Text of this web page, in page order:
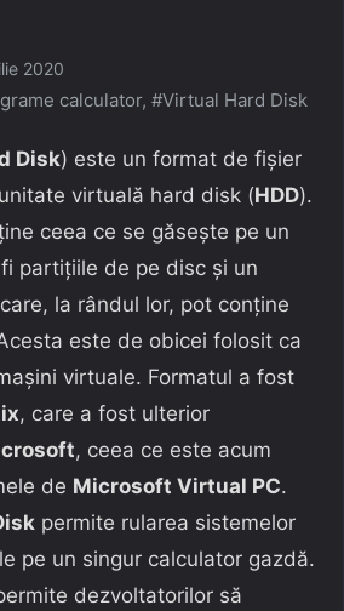
2020
calculator, #Virtual Hard Disk
Disk) este un format de fișier
virtuală hard disk (HDD).
ceea ce se găsește pe un
partițiile de pe disc și un
la rândul lor, pot conține
este de obicei folosit ca
virtuale. Formatul a fost
, care a fost ulterior
, ceea ce este acum
de Microsoft Virtual PC.
permite rularea sistemelor
pe un singur calculator gazdă.
dezvoltatorilor să